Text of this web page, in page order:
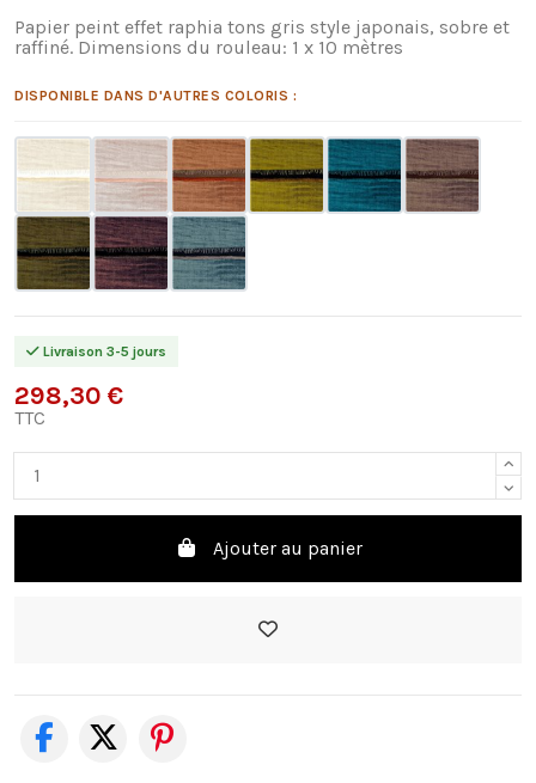
Papier peint effet raphia tons gris style japonais, sobre et
raffiné. Dimensions du rouleau: 1 x 10 mètres
DISPONIBLE DANS D'AUTRES COLORIS :
Livraison 3-5 jours
298,30 €
TTC
Ajouter au panier